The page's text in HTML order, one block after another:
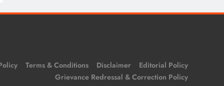
Terms & Conditions Disclaimer
Editorial Policy
Grievance Redressal & Correction Policy